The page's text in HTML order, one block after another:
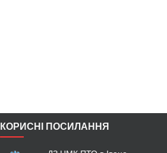
КОРИСНІ ПОСИЛАННЯ